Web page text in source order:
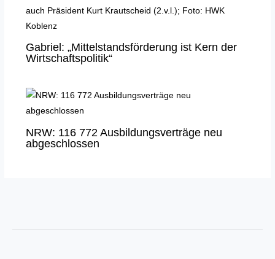
Gabriel: „Mittelstandsförderung ist Kern der
Wirtschaftspolitik“
NRW: 116 772 Ausbildungsverträge neu
abgeschlossen